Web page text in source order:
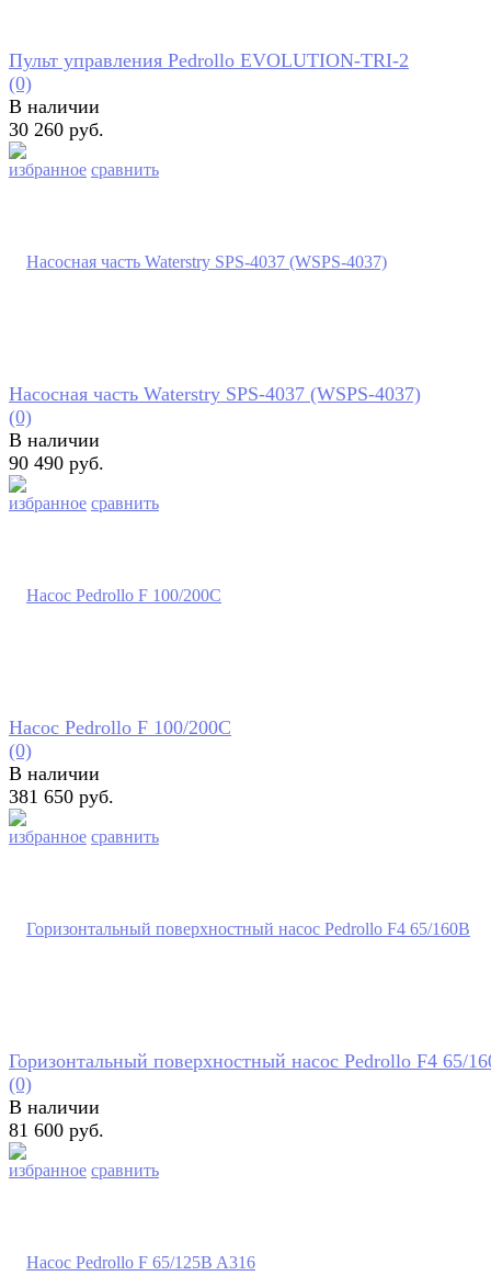
избранное сравнить
Пульт управления Pedrollo EVOLUTION-TRI-2
(0)
В наличии
30 260 руб.
избранное сравнить
Насосная часть Waterstry SPS-4037 (WSPS-4037)
(0)
В наличии
90 490 руб.
избранное сравнить
Насос Pedrollo F 100/200C
(0)
В наличии
381 650 руб.
избранное сравнить
Горизонтальный поверхностный насос Pedrollo F4 65/
(0)
В наличии
81 600 руб.